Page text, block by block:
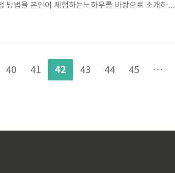
방법을 본인이 체험하는노하우를 바탕으로 소개하겠
요성과 기본 자세에이밍을 정확히 하기 위해서는 공
이며, 샷을 할 때 목표 지점을 명확히 설정하고 이를
것이 필수적입니다.정확..
40 41 42 43 44 45 ···